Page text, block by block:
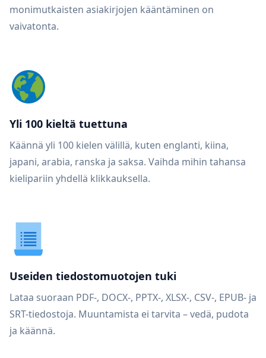
monimutkaisten asiakirjojen kääntäminen on
vaivatonta.
Yli 100 kieltä tuettuna
Käännä yli 100 kielen välillä, kuten englanti, kiina,
japani, arabia, ranska ja saksa. Vaihda mihin tahansa
kielipariin yhdellä klikkauksella.
Useiden tiedostomuotojen tuki
Lataa suoraan PDF-, DOCX-, PPTX-, XLSX-, CSV-, EPUB- ja
SRT-tiedostoja. Muuntamista ei tarvita – vedä, pudota
ja käännä.